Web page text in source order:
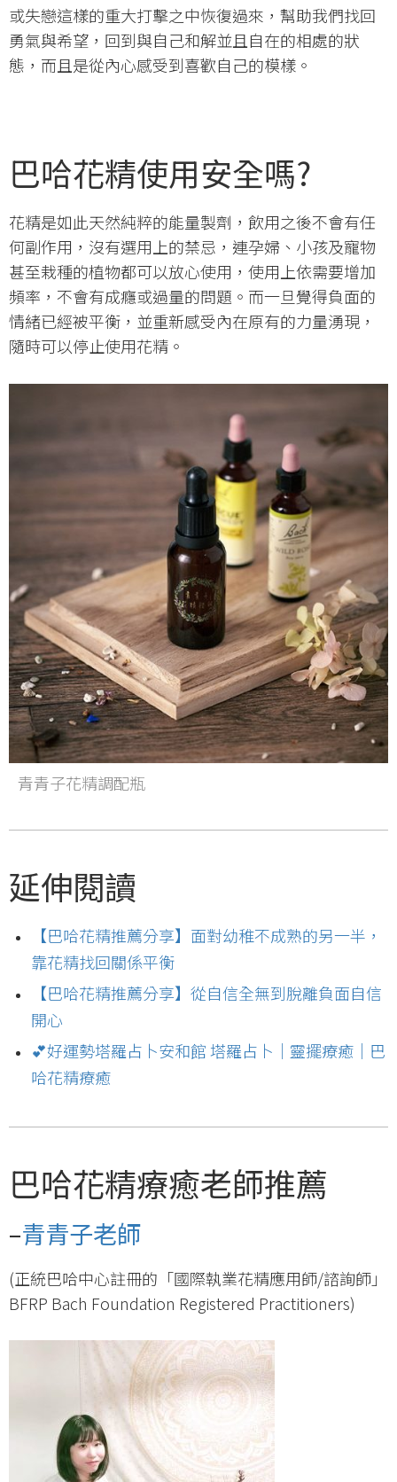
或失戀這樣的重大打擊之中恢復過來，幫助我們找回
勇氣與希望，回到與自己和解並且自在的相處的狀
態，而且是從內心感受到喜歡自己的模樣。
巴哈花精使用安全嗎?
花精是如此天然純粹的能量製劑，飲用之後不會有任
何副作用，沒有選用上的禁忌，連孕婦、小孩及寵物
甚至栽種的植物都可以放心使用，使用上依需要增加
頻率，不會有成癮或過量的問題。而一旦覺得負面的
情緒已經被平衡，並重新感受內在原有的力量湧現，
隨時可以停止使用花精。
青青子花精調配瓶
延伸閱讀
【巴哈花精推薦分享】面對幼稚不成熟的另一半，
靠花精找回關係平衡
【巴哈花精推薦分享】從自信全無到脫離負面自信
開心
💕好運勢塔羅占卜安和館 塔羅占卜｜靈擺療癒｜巴
哈花精療癒
巴哈花精療癒老師推薦
–青青子老師
(正統巴哈中心註冊的「國際執業花精應用師/諮詢師」
BFRP Bach Foundation Registered Practitioners)